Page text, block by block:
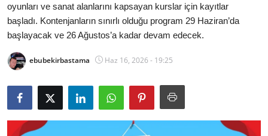
Toplum ve Yaşam
Sivil Toplum Kuruluşları
Kamu Kurumları ve Üst Kurullar
Resmi Reklamlar
oyunları ve sanat alanlarını kapsayan kurslar için kayıtlar
başladı. Kontenjanların sınırlı olduğu program 29 Haziran’da
başlayacak ve 26 Ağustos’a kadar devam edecek.
ebubekirbastama Haz 16, 2026 - 19:25